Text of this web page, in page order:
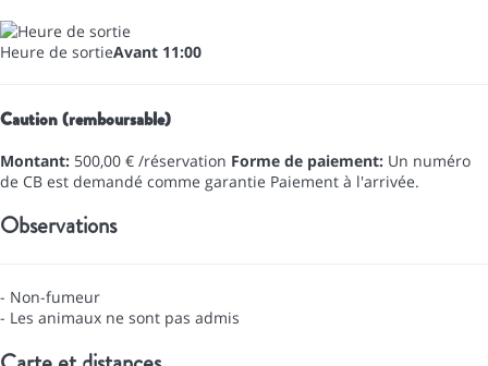
Heure de sortieAvant 11:00
Caution (remboursable)
Montant: 500,00 € /réservation Forme de paiement: Un numéro
de CB est demandé comme garantie Paiement à l'arrivée.
Observations
- Non-fumeur
- Les animaux ne sont pas admis